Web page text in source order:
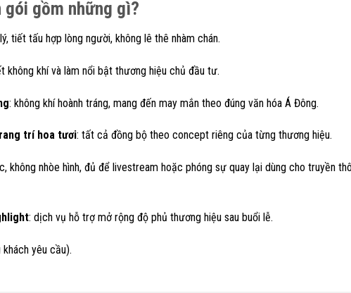
gồm những gì?
tiết tấu hợp lòng người, không lê thê nhàm chán.
không khí và làm nổi bật thương hiệu chủ đầu tư.
: không khí hoành tráng, mang đến may mắn theo đúng văn hóa Á Đông.
trí hoa tươi: tất cả đồng bộ theo concept riêng của từng thương hiệu.
không nhòe hình, đủ để livestream hoặc phóng sự quay lại dùng cho truyền
: dịch vụ hỗ trợ mở rộng độ phủ thương hiệu sau buổi lễ.
khách yêu cầu).